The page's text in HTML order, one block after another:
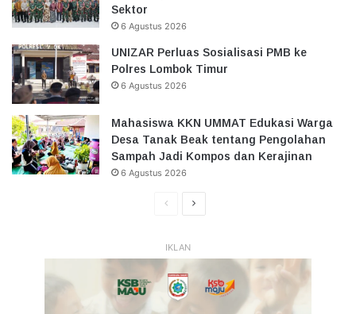
Sektor
6 Agustus 2026
UNIZAR Perluas Sosialisasi PMB ke
Polres Lombok Timur
6 Agustus 2026
Mahasiswa KKN UMMAT Edukasi Warga
Desa Tanak Beak tentang Pengolahan
Sampah Jadi Kompos dan Kerajinan
6 Agustus 2026
HalamanHalaman
IKLAN